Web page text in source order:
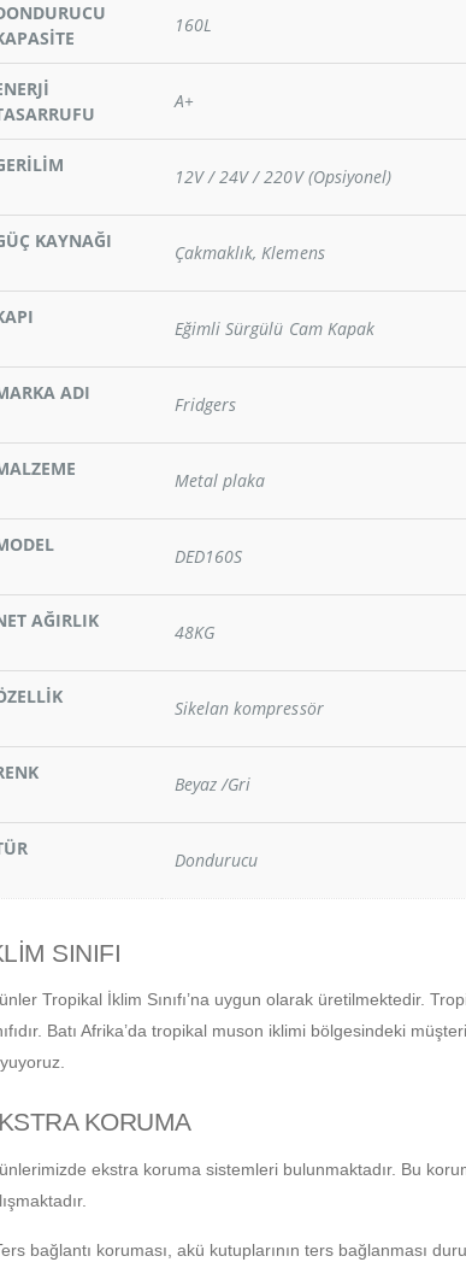
160L
A+
12V / 24V / 220V (Opsiyonel)
KAYNAĞI
Çakmaklık, Klemens
Eğimli Sürgülü Cam Kapak
ADI
Fridgers
Metal plaka
DED160S
AĞIRLIK
48KG
Sikelan kompressör
Beyaz /Gri
Dondurucu
SINIFI
Tropikal İklim Sınıfı’na uygun olarak üretilmektedir.
Batı Afrika’da tropikal muson iklimi bölgesindeki
KORUMA
ekstra koruma sistemleri bulunmaktadır. Bu
bağlantı koruması, akü kutuplarının ters bağlanması
Hızlı Soğutma, Sessiz
12 Buzdolabı Güneş Enerjisi Seti - Tam